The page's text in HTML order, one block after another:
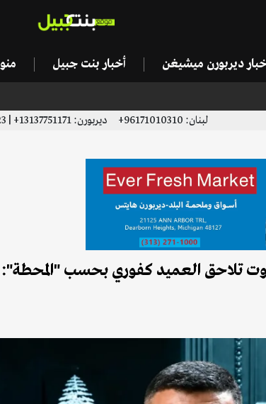
ديربورن ميشيغن أخبار بنت جبيل
لبنان: 96171010310+ ديربورن: 13137751171+ | 13136996923+
تلاحق العميد كفوري بحسب